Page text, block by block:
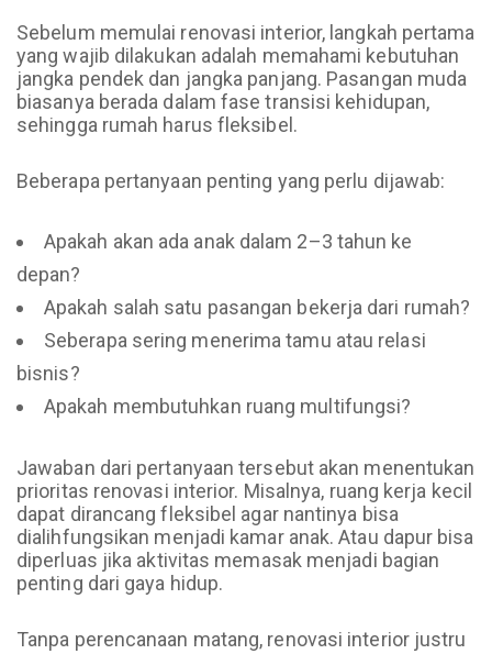
Sebelum memulai renovasi interior, langkah pertama
yang wajib dilakukan adalah memahami kebutuhan
jangka pendek dan jangka panjang. Pasangan muda
biasanya berada dalam fase transisi kehidupan,
sehingga rumah harus fleksibel.
Beberapa pertanyaan penting yang perlu dijawab:
Apakah akan ada anak dalam 2–3 tahun ke
depan?
Apakah salah satu pasangan bekerja dari rumah?
Seberapa sering menerima tamu atau relasi
bisnis?
Apakah membutuhkan ruang multifungsi?
Jawaban dari pertanyaan tersebut akan menentukan
prioritas renovasi interior. Misalnya, ruang kerja kecil
dapat dirancang fleksibel agar nantinya bisa
dialihfungsikan menjadi kamar anak. Atau dapur bisa
diperluas jika aktivitas memasak menjadi bagian
penting dari gaya hidup.
Tanpa perencanaan matang, renovasi interior justru